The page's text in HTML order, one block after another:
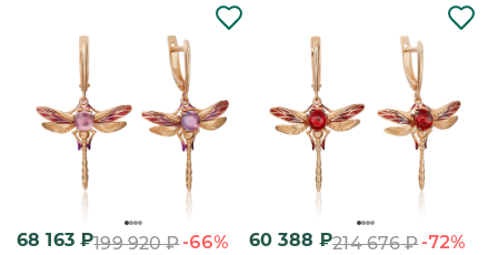
68 163₽199 920₽-66% 60 388 ₽214 676₽-72%